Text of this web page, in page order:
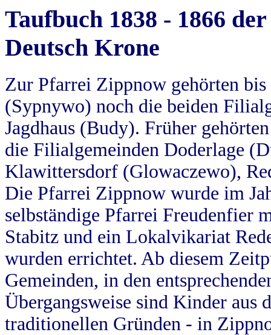
Taufbuch 1838 - 1866
Deutsch Krone
Zur Pfarrei Zippnow gehörten
(Sypnywo) noch die beiden
Jagdhaus (Budy). Früher
die Filialgemeinden Doderlage
Klawittersdorf (Glowaczewo),
Die Pfarrei Zippnow wurde im
selbständige Pfarrei Freudenfier
Stabitz und ein Lokalvikariat
wurden errichtet. Ab diesem
Gemeinden, in den
Übergangsweise sind Kinder aus
traditionellen Gründen - in